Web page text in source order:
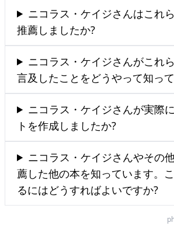
ニコラス・ケイジさんはこれ
推薦しましたか?
ニコラス・ケイジさんがこれ
言及したことをどうやって知っ
ニコラス・ケイジさんが実際
トを作成しましたか?
ニコラス・ケイジさんやその
薦した他の本を知っています。
るにはどうすればよいですか?